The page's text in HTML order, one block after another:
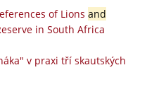
of Lions and
in South Africa
v praxi tří skautských